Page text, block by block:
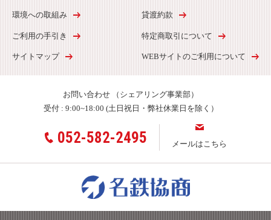
環境への取組み 貸渡約款
ご利用の手引き 特定商取引について
サイトマップ WEBサイトのご利用について
お問い合わせ
（シェアリング事業部）
受付 : 9:00~18:00 (土日祝日・弊社休業日を除く）
052-582-2495 メールはこちら